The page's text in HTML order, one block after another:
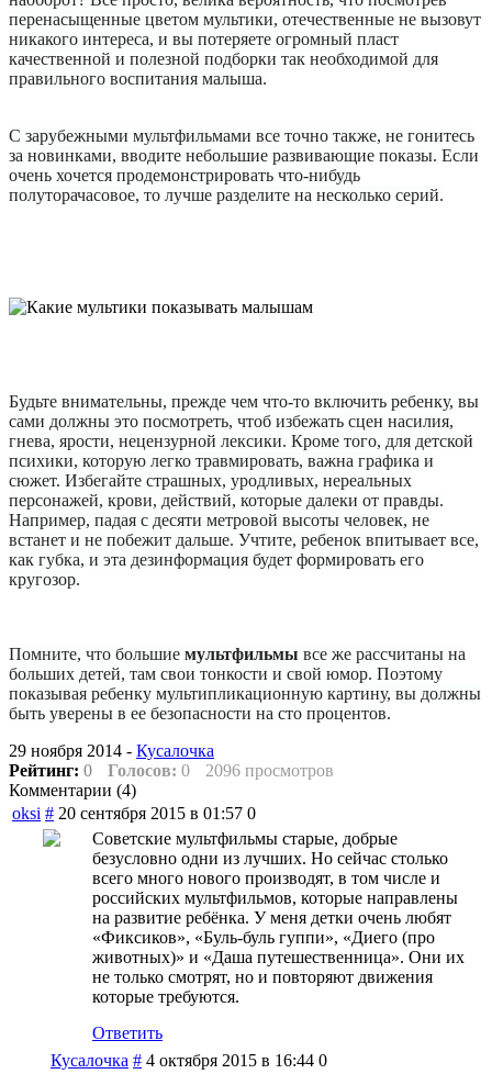
перенасыщенные цветом мультики, отечественные не вызовут
никакого интереса, и вы потеряете огромный пласт
качественной и полезной подборки так необходимой для
правильного воспитания малыша.
С зарубежными мультфильмами все точно также, не гонитесь
за новинками, вводите небольшие развивающие показы. Если
очень хочется продемонстрировать что-нибудь
полуторачасовое, то лучше разделите на несколько серий.
Будьте внимательны, прежде чем что-то включить ребенку, вы
сами должны это посмотреть, чтоб избежать сцен насилия,
гнева, ярости, нецензурной лексики. Кроме того, для детской
психики, которую легко травмировать, важна графика и
сюжет. Избегайте страшных, уродливых, нереальных
персонажей, крови, действий, которые далеки от правды.
Например, падая с десяти метровой высоты человек, не
встанет и не побежит дальше. Учтите, ребенок впитывает все,
как губка, и эта дезинформация будет формировать его
кругозор.
Помните, что большие мультфильмы все же рассчитаны на
больших детей, там свои тонкости и свой юмор. Поэтому
показывая ребенку мультипликационную картину, вы должны
быть уверены в ее безопасности на сто процентов.
29 ноября 2014 - Кусалочка
Рейтинг: 0 Голосов: 0
2096 просмотров
Комментарии (4)
oksi # 20 сентября 2015 в 01:57 0
Советские мультфильмы старые, добрые
безусловно одни из лучших. Но сейчас столько
всего много нового производят, в том числе и
российских мультфильмов, которые направлены
на развитие ребёнка. У меня детки очень любят
«Фиксиков», «Буль-буль гуппи», «Диего (про
животных)» и «Даша путешественница». Они их
не только смотрят, но и повторяют движения
которые требуются.
Ответить
Кусалочка # 4 октября 2015 в 16:44 0